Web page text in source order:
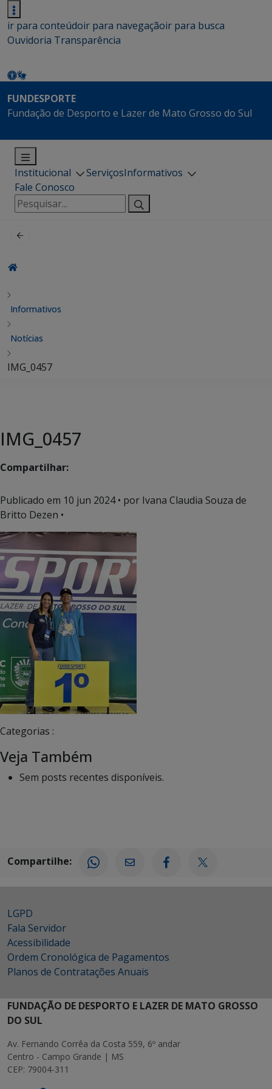
ir para conteúdoir para navegaçãoir para busca
Ouvidoria Transparência
FUNDESPORTE
Fundação de Desporto e Lazer de Mato Grosso do Sul
Institucional ServiçosInformativos
Fale Conosco
Pesquisar
por:
Informativos
Notícias
IMG_0457
IMG_0457
Compartilhar:
Publicado em 10 jun 2024• por Ivana Claudia Souza de
Britto Dezen •
Categorias :
Veja Também
Sem posts recentes disponíveis.
Compartilhe:
LGPD
Fala Servidor
Acessibilidade
Ordem Cronológica de Pagamentos
Planos de Contratações Anuais
FUNDAÇÃO DE DESPORTO E LAZER DE MATO GROSSO
DO SUL
Av. Fernando Corrêa da Costa 559, 6º andar
Centro - Campo Grande | MS
CEP: 79004-311